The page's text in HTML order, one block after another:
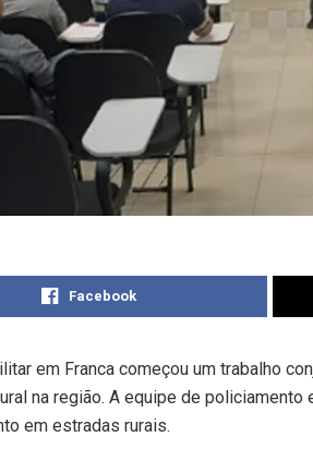
Facebook
em Franca começou um trabalho
na região. A equipe de
em estradas rurais.